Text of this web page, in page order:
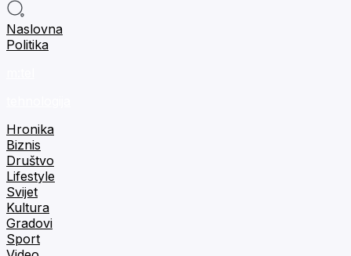
Naslovna
Politika
Hronika
Biznis
Društvo
Lifestyle
Svijet
Kultura
Gradovi
Sport